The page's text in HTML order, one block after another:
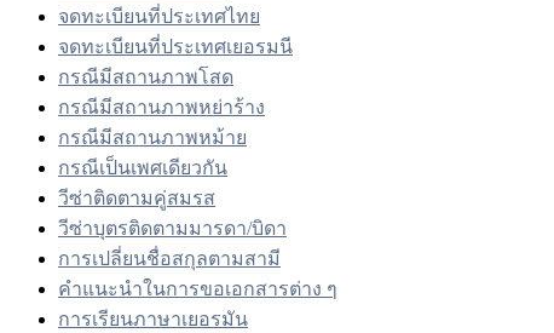
จดทะเบียนที่ประเทศไทย
จดทะเบียนที่ประเทศเยอรมนี
กรณีมีสถานภาพโสด
กรณีมีสถานภาพหย่าร้าง
กรณีมีสถานภาพหม้าย
กรณีเป็นเพศเดียวกัน
วีซ่าติดตามคู่สมรส
วีซ่าบุตรติดตามมารดา/บิดา
การเปลี่ยนชื่อสกุลตามสามี
คำแนะนำในการขอเอกสารต่าง ๆ
การเรียนภาษาเยอรมัน